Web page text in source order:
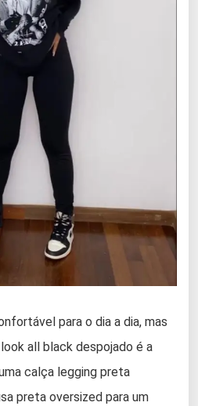
para o dia a dia, mas
all black despojado é a
calça legging preta
preta oversized para um